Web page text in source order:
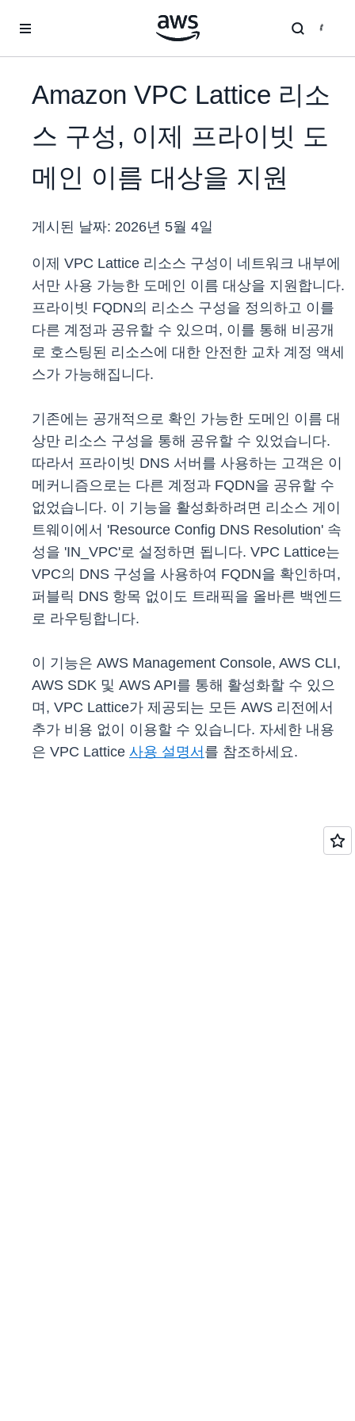
Amazon VPC Lattice 리소
스 구성, 이제 프라이빗 도
메인 이름 대상을 지원
게시된 날짜: 2026년 5월 4일
이제 VPC Lattice 리소스 구성이 네트워크 내부에
서만 사용 가능한 도메인 이름 대상을 지원합니다.
프라이빗 FQDN의 리소스 구성을 정의하고 이를
다른 계정과 공유할 수 있으며, 이를 통해 비공개
로 호스팅된 리소스에 대한 안전한 교차 계정 액세
스가 가능해집니다.
기존에는 공개적으로 확인 가능한 도메인 이름 대
상만 리소스 구성을 통해 공유할 수 있었습니다.
따라서 프라이빗 DNS 서버를 사용하는 고객은 이
메커니즘으로는 다른 계정과 FQDN을 공유할 수
없었습니다. 이 기능을 활성화하려면 리소스 게이
트웨이에서 'Resource Config DNS Resolution' 속
성을 'IN_VPC'로 설정하면 됩니다. VPC Lattice는
VPC의 DNS 구성을 사용하여 FQDN을 확인하며,
퍼블릭 DNS 항목 없이도 트래픽을 올바른 백엔드
로 라우팅합니다.
이 기능은 AWS Management Console, AWS CLI,
AWS SDK 및 AWS API를 통해 활성화할 수 있으
며, VPC Lattice가 제공되는 모든 AWS 리전에서
추가 비용 없이 이용할 수 있습니다. 자세한 내용
은 VPC Lattice 사용 설명서 를 참조하세요.